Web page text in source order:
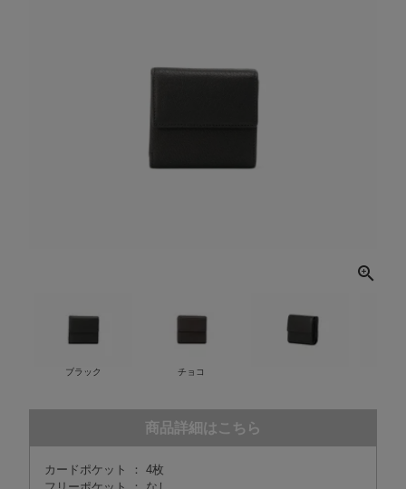
ブラック チョコ
商品詳細はこちら
カードポケット ： 4枚